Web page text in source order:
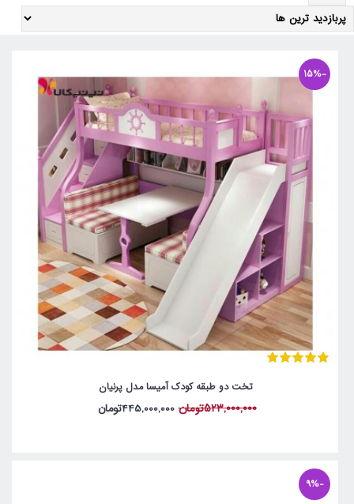
-15%
تخت دو طبقه کودک آمیسا مدل پرنیان
523,000,000تومان 445,000,000تومان
-9%